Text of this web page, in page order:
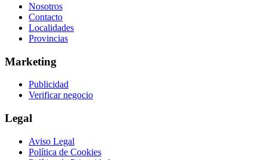
Nosotros
Contacto
Localidades
Provincias
Marketing
Publicidad
Verificar negocio
Legal
Aviso Legal
Política de Cookies